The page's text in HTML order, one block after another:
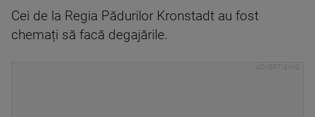
Cei de la Regia Pădurilor Kronstadt au fost
chemați să facă degajările.